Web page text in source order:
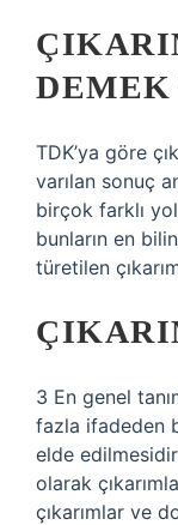
DEMEK
TDK’ya göre
varılan sonuç
birçok farklı
bunların en
türetilen
3 En genel
fazla ifadeden
elde
olarak
çıkarımlar ve